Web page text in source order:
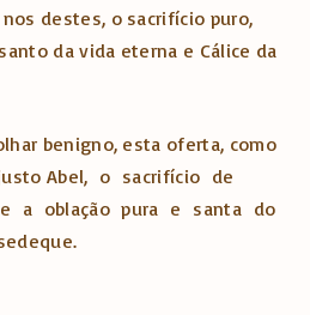
destes, o sacrifício puro,
da vida eterna e Cálice da
benigno, esta oferta, como
Abel, o sacrifício de
e a oblação pura e santa do